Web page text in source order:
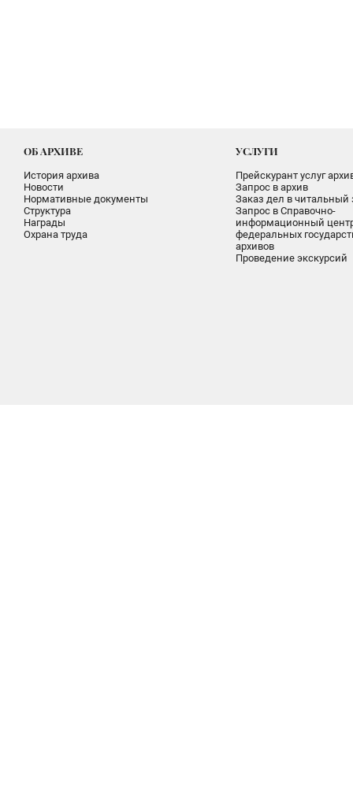
ОБ АРХИВЕ
История архива
Новости
Нормативные документы
Структура
Награды
Охрана труда
УСЛУГИ
Прейскурант услуг
Запрос в архив
Заказ дел в читальный
Запрос в Справочно-
информационный
федеральных
архивов
Проведение экскурсий